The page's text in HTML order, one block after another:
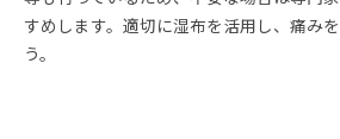
すめします。適切に湿布を活用し、痛み
う。